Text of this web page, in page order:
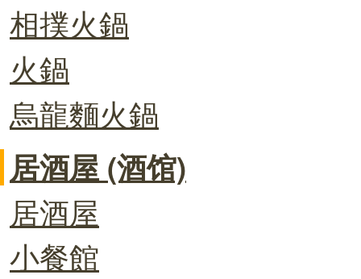
相撲火鍋
火鍋
烏龍麵火鍋
居酒屋 (酒馆)
居酒屋
小餐館